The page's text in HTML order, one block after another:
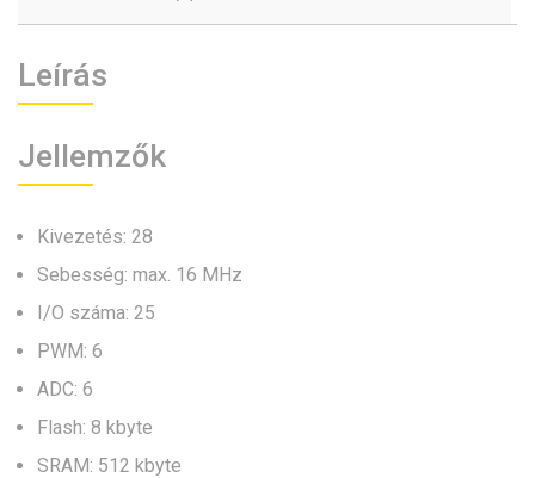
Leírás
Jellemzők
Kivezetés: 28
Sebesség: max. 16 MHz
I/O száma: 25
PWM: 6
ADC: 6
Flash: 8 kbyte
SRAM: 512 kbyte